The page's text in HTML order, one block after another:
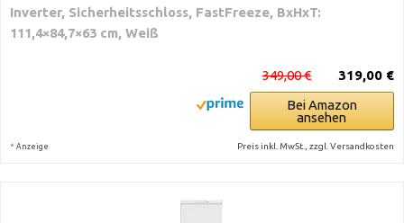
Inverter, Sicherheitsschloss, FastFreeze, BxHxT:
111,4×84,7×63 cm, Weiß
319,00 €
349,00 €
Bei Amazon
ansehen
* Anzeige Preis inkl. MwSt., zzgl. Versandkosten